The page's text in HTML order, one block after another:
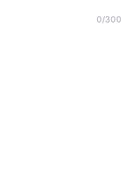
0/300